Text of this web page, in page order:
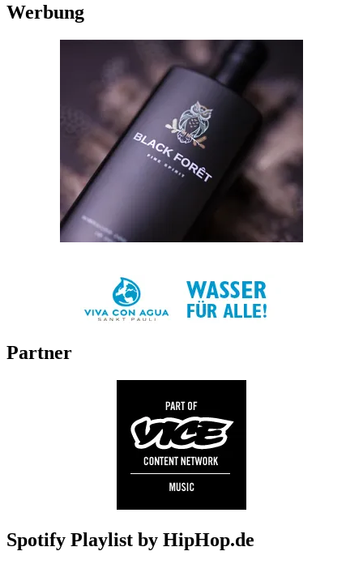
Werbung
Partner
Spotify Playlist by HipHop.de